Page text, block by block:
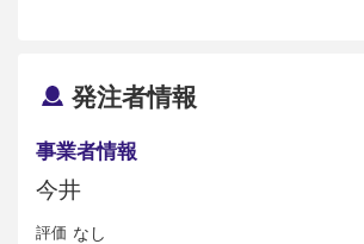
発注者情報
事業者情報
今井
評価 なし